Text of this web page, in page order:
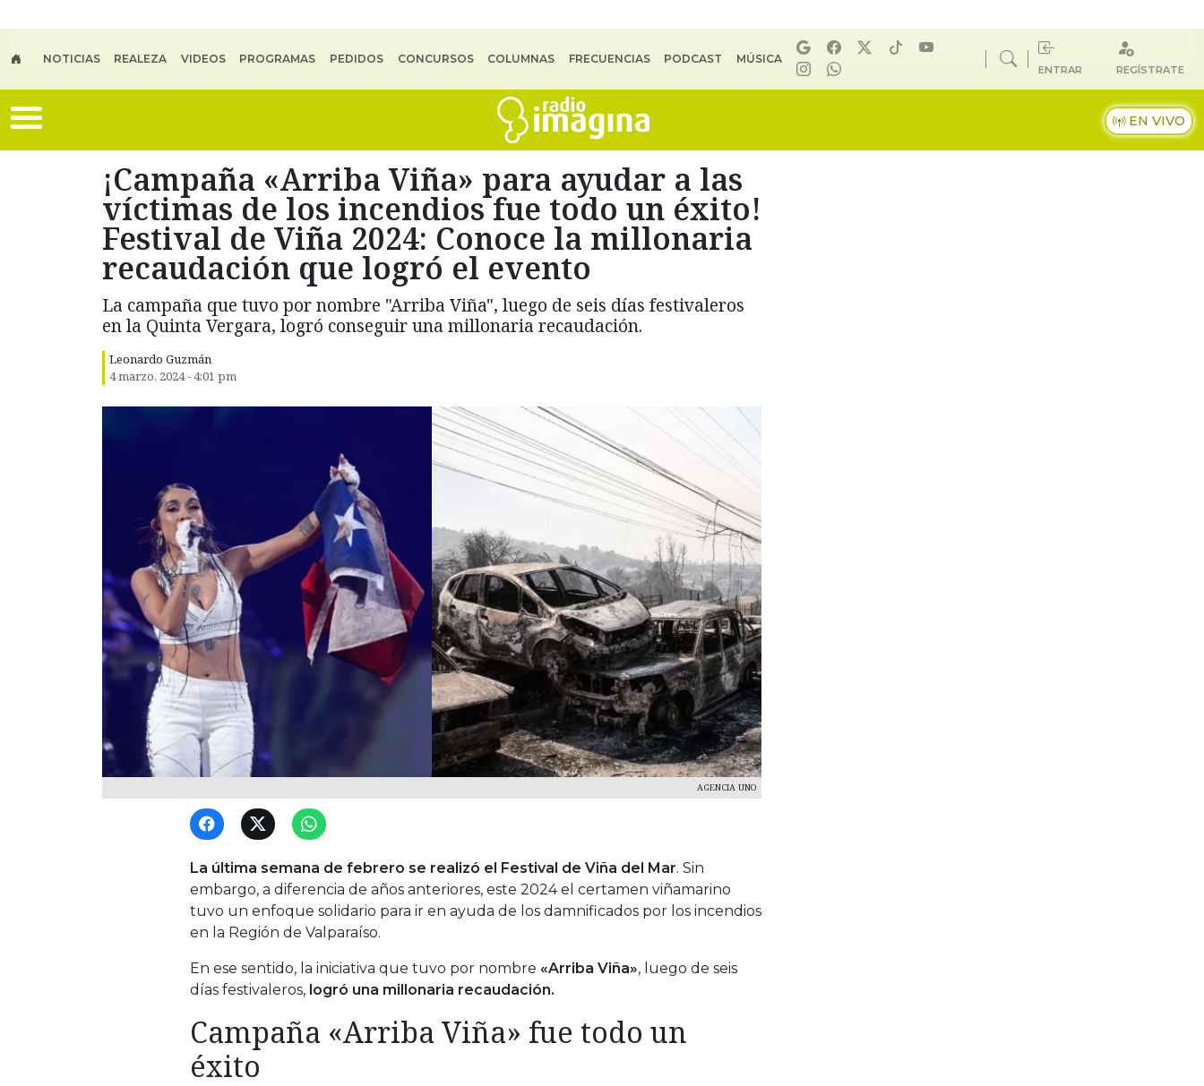
NOTICIAS REALEZA VIDEOS PROGRAMAS PEDIDOS CONCURSOS COLUMNAS FRECUENCIAS PODCAST MÚSICA
ENTRAR REGÍSTRATE
EN VIVO
¡Campaña «Arriba Viña» para ayudar a las
víctimas de los incendios fue todo un éxito!
Festival de Viña 2024: Conoce la millonaria
recaudación que logró el evento
La campaña que tuvo por nombre "Arriba Viña", luego de seis días festivaleros
en la Quinta Vergara, logró conseguir una millonaria recaudación.
Leonardo Guzmán
4 marzo, 2024 - 4:01 pm
AGENCIA UNO
La última semana de febrero se realizó el Festival de Viña del Mar. Sin
embargo, a diferencia de años anteriores, este 2024 el certamen viñamarino
tuvo un enfoque solidario para ir en ayuda de los damnificados por los incendios
en la Región de Valparaíso.
En ese sentido, la iniciativa que tuvo por nombre «Arriba Viña», luego de seis
días festivaleros, logró una millonaria recaudación.
Campaña «Arriba Viña» fue todo un
éxito